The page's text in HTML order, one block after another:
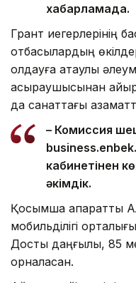
хабарламада.
Грант иегерлерінің
отбасылардың
қолдауға атаулы
асыраушысынан
да санаттағы
– Комиссия
кабинетінен
әкімдік.
Қосымша ақпаратты
мобильділігі
Достық даңғылы, 85
орналасқан.